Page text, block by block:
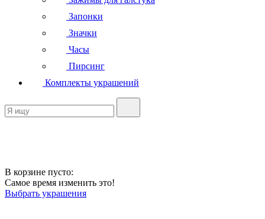
Запонки
Значки
Часы
Пирсинг
Комплекты украшений
В корзине пусто:
Самое время изменить это!
Выбрать украшения